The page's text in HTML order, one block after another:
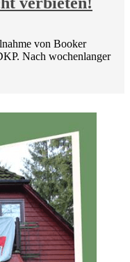
von Booker
Nach wochenlanger